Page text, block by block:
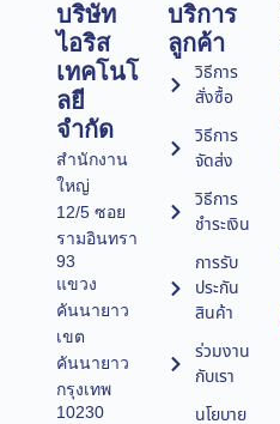
บริษัท
ไอริส
เทคโนโ
ลยี
จำกัด
สำนักงาน
ใหญ่
12/5 ซอย
รามอินทรา
93
แขวง
คันนายาว
เขต
คันนายาว
กรุงเทพ
10230
บริการ
ลูกค้า
วิธีการ
สั่งซื้อ
วิธีการ
จัดส่ง
วิธีการ
ชำระเงิน
การรับ
ประกัน
สินค้า
ร่วมงาน
กับเรา
นโยบาย